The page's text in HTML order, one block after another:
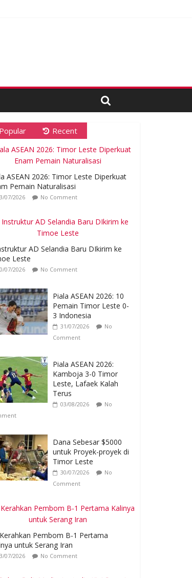
Popular Recent
ASEAN 2026: Timor Leste Diperkuat
Pemain Naturalisasi
07/2026 No Comment
AD Selandia Baru DIkirim ke
Leste
07/2026 No Comment
Piala ASEAN 2026: 10
Pemain Timor Leste 0-
3 Indonesia
31/07/2026
No
Comment
Piala ASEAN 2026:
Kamboja 3-0 Timor
Leste, Lafaek Kalah
Terus
03/08/2026
No
Dana Sebesar $5000
untuk Proyek-proyek di
Timor Leste
30/07/2026
No
Comment
Pembom B-1 Pertama
untuk Serang Iran
07/2026 No Comment